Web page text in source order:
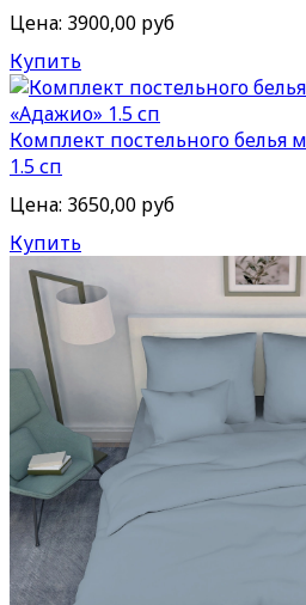
Цена: 3900,00 руб
Купить
Комплект постельного белья
1.5 сп
Цена: 3650,00 руб
Купить